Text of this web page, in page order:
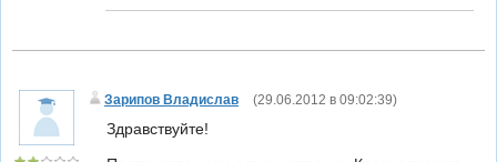
Зарипов Владислав (29.06.2012 в 09:02:39)
Здравствуйте!